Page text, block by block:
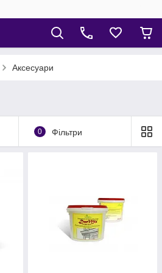
Аксесуари
0 Фільтри